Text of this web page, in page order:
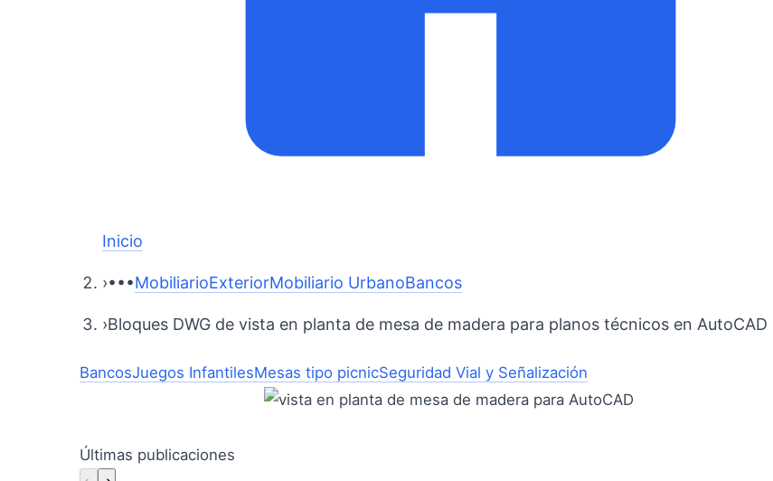
Inicio
›•••MobiliarioExteriorMobiliario UrbanoBancos
›Bloques DWG de vista en planta de mesa de madera para planos técnicos en AutoCAD
BancosJuegos InfantilesMesas tipo picnicSeguridad Vial y Señalización
Últimas publicaciones